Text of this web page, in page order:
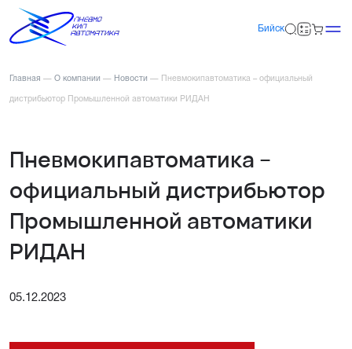
Бийск
Главная — О компании — Новости — Пневмокипавтоматика – официальный
дистрибьютор Промышленной автоматики РИДАН
Пневмокипавтоматика –
официальный дистрибьютор
Промышленной автоматики
РИДАН
05.12.2023